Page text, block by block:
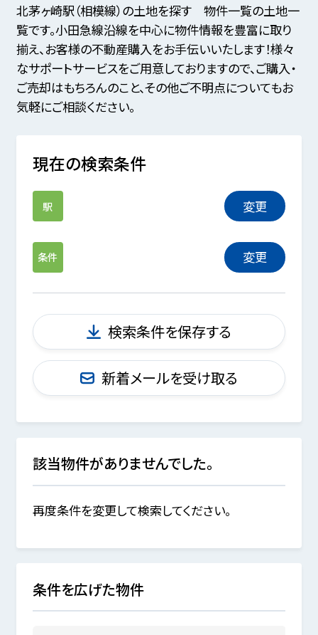
北茅ヶ崎駅（相模線）の土地を探す 物件一覧の土地一
覧です。小田急線沿線を中心に物件情報を豊富に取り
揃え、お客様の不動産購入をお手伝いいたします！様々
なサポートサービスをご用意しておりますので、ご購入・
ご売却はもちろんのこと、その他ご不明点についてもお
気軽にご相談ください。
現在の検索条件
駅 変更
条件 変更
検索条件を保存する
新着メールを受け取る
該当物件がありませんでした。
再度条件を変更して検索してください。
条件を広げた物件